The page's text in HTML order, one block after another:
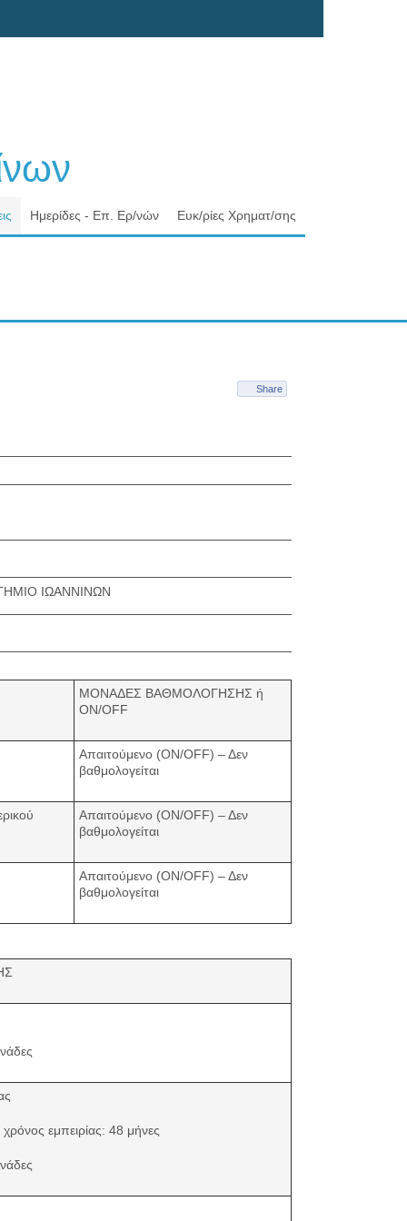
Ημερίδες - Επ. Ερ/νών Ευκ/ρίες Χρηματ/σης
Share
ΙΩΑΝΝΙΝΩΝ
ΜΟΝΑΔΕΣ ΒΑΘΜΟΛΟΓΗΣΗΣ ή
ON/OFF
Απαιτούμενο (ON/OFF) – Δεν
βαθμολογείται
Απαιτούμενο (ON/OFF) – Δεν
βαθμολογείται
Απαιτούμενο (ON/OFF) – Δεν
βαθμολογείται
εμπειρίας: 48 μήνες